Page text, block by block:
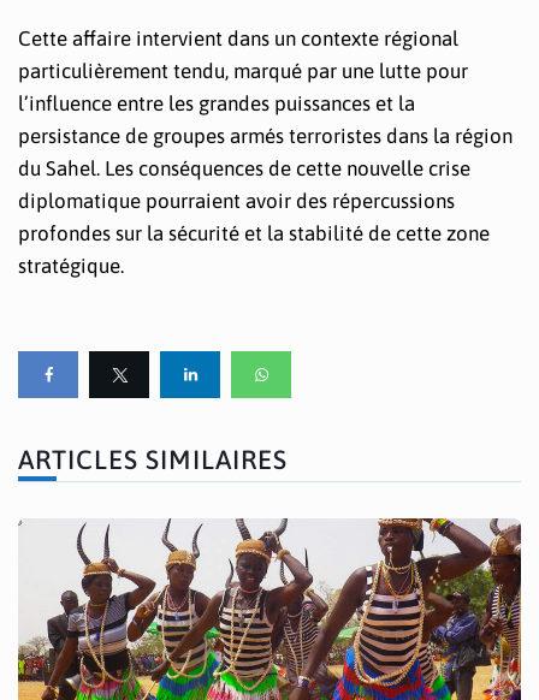
Cette affaire intervient dans un contexte régional
particulièrement tendu, marqué par une lutte pour
l’influence entre les grandes puissances et la
persistance de groupes armés terroristes dans la région
du Sahel. Les conséquences de cette nouvelle crise
diplomatique pourraient avoir des répercussions
profondes sur la sécurité et la stabilité de cette zone
stratégique.
ARTICLES SIMILAIRES